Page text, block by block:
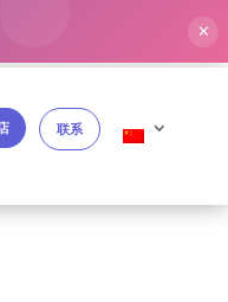
✕
联系